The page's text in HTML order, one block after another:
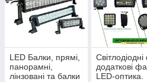
LED Балки, прямі,
панорамні,
лінзовані та балки
додаткові
LED-оптика.